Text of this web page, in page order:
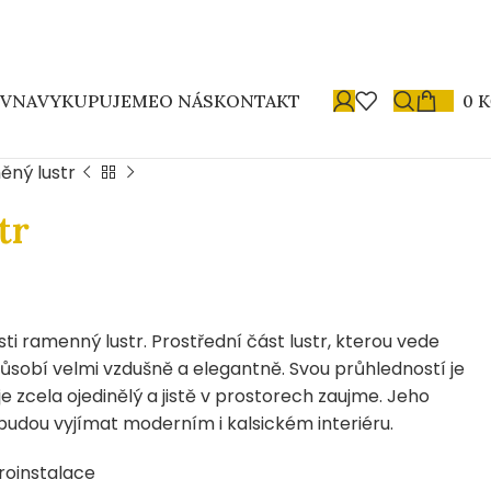
VYKUPUJEMEO NÁSKONTAKT 0
lustr
ramenný lustr. Prostřední část lustr, kterou vede
velmi vzdušně a elegantně. Svou průhledností je
zcela ojedinělý a jistě v prostorech zaujme. Jeho
vyjímat moderním i kalsickém interiéru.